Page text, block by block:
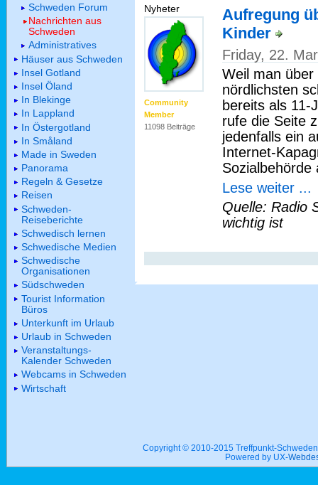
Nyheter
Community
Member
11098 Beiträge
Aufregung
Kinder
Friday, 22.
Weil man
nördlichsten
bereits als 11-
rufe die Seite
jedenfalls ein
Internet-
Sozialbehörde
Lese weiter ...
Quelle: Radio
wichtig ist
Schweden Forum
Nachrichten aus
Schweden
Administratives
Häuser aus Schweden
Insel Gotland
Insel Öland
In Blekinge
In Lappland
In Östergotland
In Småland
Made in Sweden
Panorama
Regeln & Gesetze
Reisen
Schweden-
Reiseberichte
Schwedisch lernen
Schwedische Medien
Schwedische
Organisationen
Südschweden
Tourist Information
Büros
Unterkunft im Urlaub
Urlaub in Schweden
Veranstaltungs-
Kalender Schweden
Webcams in Schweden
Wirtschaft
Copyright © 2010-2015 Treffpunkt-
Powered by UX-